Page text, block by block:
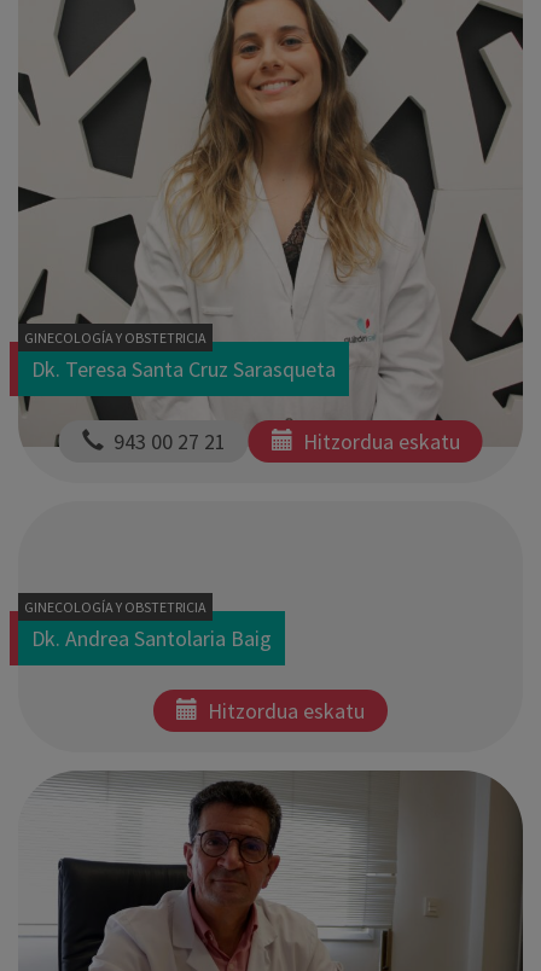
GINECOLOGÍA Y OBSTETRICIA
Dk. Teresa Santa Cruz Sarasqueta
943 00 27 21 Hitzordua eskatu
GINECOLOGÍA Y OBSTETRICIA
Dk. Andrea Santolaria Baig
Hitzordua eskatu